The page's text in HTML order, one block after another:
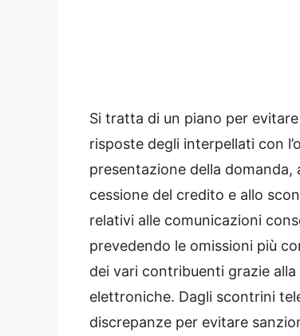
Si tratta di un piano per
risposte degli interpellati con
presentazione della
cessione del credito e allo
relativi alle comunicazioni
prevedendo le omissioni più
dei vari contribuenti grazie
elettroniche. Dagli scontrini
discrepanze per evitare